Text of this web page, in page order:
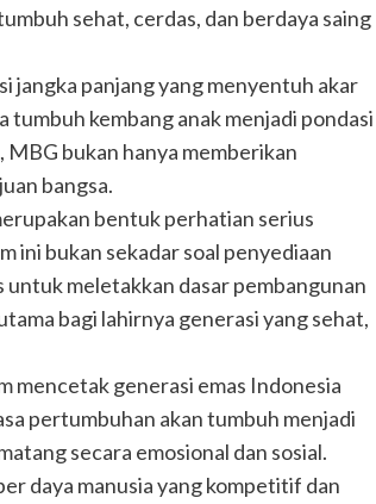
sehat, cerdas, dan berdaya saing
jangka panjang yang menyentuh akar
tumbuh kembang anak menjadi pondasi
bukan hanya memberikan
bangsa.
bentuk perhatian serius
ini bukan sekadar soal penyediaan
meletakkan dasar pembangunan
bagi lahirnya generasi yang sehat,
mencetak generasi emas Indonesia
pertumbuhan akan tumbuh menjadi
secara emosional dan sosial.
daya manusia yang kompetitif dan